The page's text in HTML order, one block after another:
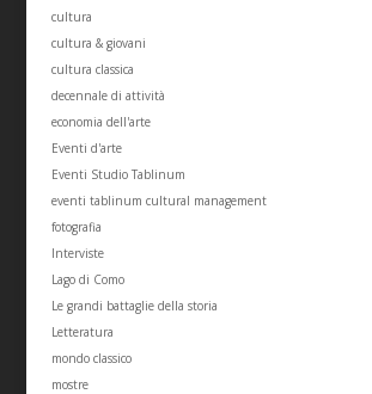
cultura
cultura & giovani
cultura classica
decennale di attività
economia dell'arte
Eventi d'arte
Eventi Studio Tablinum
eventi tablinum cultural management
fotografia
Interviste
Lago di Como
Le grandi battaglie della storia
Letteratura
mondo classico
mostre